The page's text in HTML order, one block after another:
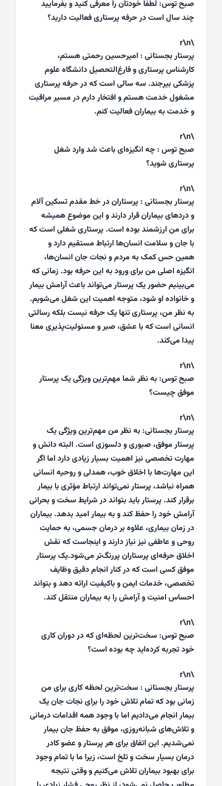
صبح توس: لطفاً خودتان را معرفی کنید و بفرمایید
چند سال است در حرفه پرستاری فعالیت دارید؟
\r\n
پرستار بجستانی : امیرحسین رحمتی هستم،
کارشناس پرستاری و فارغ‌التحصیل دانشگاه علوم
پزشکی بیرجند. سه سالی است که در حرفه پرستاری
مشغول خدمت هستم و افتخار دارم در مسیر مراقبت
و خدمت به بیماران فعالیت کنم.
\r\n
صبح توس : چه انگیزه‌ای باعث شد وارد شغل
پرستاری شوید؟
\r\n
پرستار بجستانی : پرستاران در خط مقدم تسکین آلام
و دردهای بیماران قرار دارند و این موضوع همیشه
برای من ارزشمند بوده است. پرستاری شغلی است که
با جان و سلامت انسان‌ها ارتباط مستقیم دارد و
همین حس کمک به مردم و نجات جان انسان‌ها،
انگیزه اصلی من برای ورود به این حرفه بود. زمانی که
می‌بینیم حضور یک پرستار می‌تواند باعث آرامش بیمار
و خانواده او شود، متوجه اهمیت این شغل می‌شویم.
به نظر من، پرستاری تنها یک حرفه نیست بلکه رسالتی
انسانی است که با عشق، صبر و مسئولیت‌پذیری معنا
پیدا می‌کند.
\r\n
صبح توس: به نظر شما مهم‌ترین ویژگی یک پرستار
موفق چیست؟
\r\n
پرستار بجستانی: به نظر من مهم‌ترین ویژگی یک
پرستار موفق، صبوری و دلسوزی است. البته دانش و
مهارت تخصصی نیز اهمیت بسیار زیادی دارد اما اگر
این مهارت‌ها با اخلاق خوب، همدلی و روحیه انسانی
همراه نباشد، پرستار نمی‌تواند ارتباط مؤثری با بیمار
برقرار کند. پرستار باید بتواند در شرایط سخت و بحرانی
آرامش خود را حفظ کند و به بیمار امید بدهد. بیماران
در زمان بیماری، علاوه بر درمان جسمی، به حمایت
روحی و عاطفی نیز نیاز دارند و اینجاست که نقش
اخلاق حرفه‌ای پرستاران پررنگ‌تر می‌شود.یک پرستار
موفق کسی است که در کنار انجام دقیق وظایف
تخصصی، خدمات ایمن و باکیفیت ارائه دهد و بتواند
احساس امنیت و آرامش را به بیماران منتقل کند.
\r\n
صبح توس: سخت‌ترین لحظه‌ای که در دوران کاری
خود تجربه کرده‌اید چه بوده است؟
\r\n
پرستار بجستانی : سخت‌ترین لحظه کاری برای من
زمانی بود که تمام تلاش خود را برای نجات جان یک
بیمار انجام می‌دادیم اما با وجود همه اقدامات درمانی
و تلاش‌های شبانه‌روزی، موفق به حفظ جان بیمار
نمی‌شدیم. این اتفاق برای هر پرستار و عضو کادر
درمان بسیار سخت و تلخ است، زیرا ما با تمام وجود
برای بهبود بیماران تلاش می‌کنیم و وقتی نتیجه